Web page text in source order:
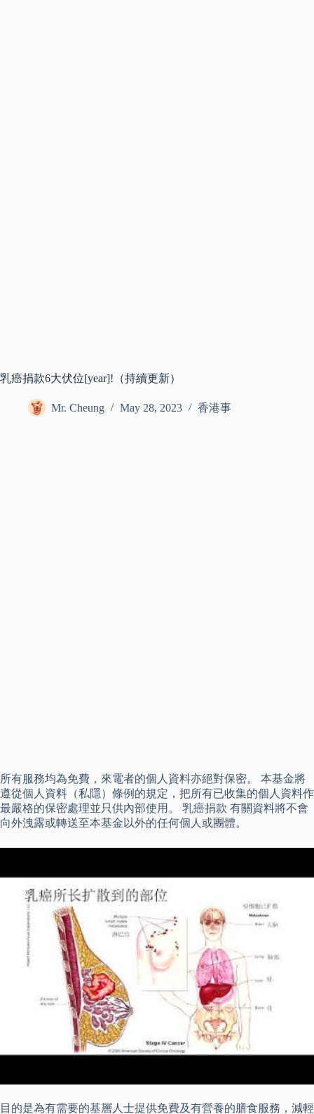
乳癌捐款6大伏位[year]!（持續更新）
Mr. Cheung May 28, 2023 香港事
所有服務均為免費，來電者的個人資料亦絕對保密。 本基金將
遵從個人資料（私隱）條例的規定，把所有已收集的個人資料作
最嚴格的保密處理並只供內部使用。 乳癌捐款 有關資料將不會
向外洩露或轉送至本基金以外的任何個人或團體。
目的是為有需要的基層人士提供免費及有營養的膳食服務，減輕